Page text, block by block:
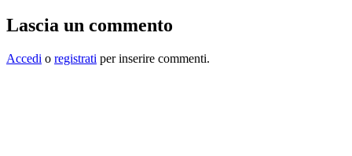
Lascia un commento
Accedi o registrati per inserire commenti.